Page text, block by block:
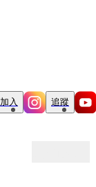
加入 追蹤